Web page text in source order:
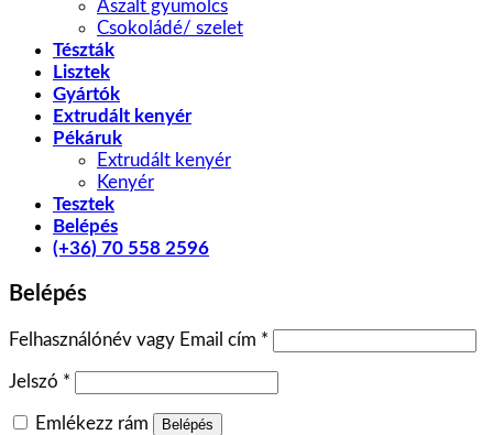
Aszalt gyümölcs
Csokoládé/ szelet
Tészták
Lisztek
Gyártók
Extrudált kenyér
Pékáruk
Extrudált kenyér
Kenyér
Tesztek
Belépés
(+36) 70 558 2596
Belépés
Felhasználónév vagy Email cím *
Jelszó *
Emlékezz rám Belépés